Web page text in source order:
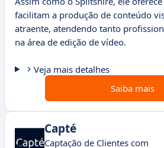
facilitam a produção de conteúdo
atraente, atendendo tanto
na área de edição de vídeo.
Veja mais detalhes
Saiba mais
Capté
Captação de Clientes com